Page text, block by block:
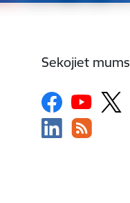
Sekojiet mums